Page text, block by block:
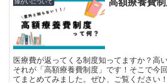
障がいについて
医療費が返ってくる制度知ってますか？高
それが「高額療養費制度」です！そこで今
てまとめてみました。ぜひ、ご覧ください！